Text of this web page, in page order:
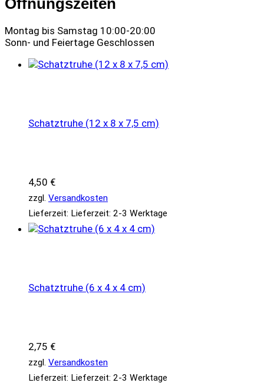
Öffnungszeiten
Montag bis Samstag 10:00-20:00
Sonn- und Feiertage Geschlossen
Schatztruhe (12 x 8 x 7,5 cm)
4,50 €
zzgl. Versandkosten
Lieferzeit: Lieferzeit: 2-3 Werktage
Schatztruhe (6 x 4 x 4 cm)
2,75 €
zzgl. Versandkosten
Lieferzeit: Lieferzeit: 2-3 Werktage